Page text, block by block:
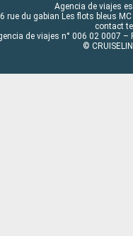
Agencia de viajes
rue du gabian Les flots bleus
contact
de viajes n° 006 02 0007
©